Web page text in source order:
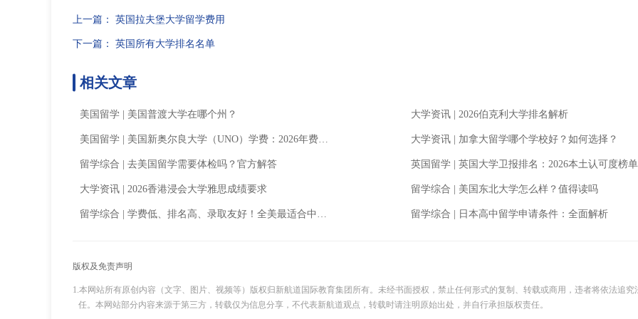
上一篇： 英国拉夫堡大学留学费用
下一篇： 英国所有大学排名名单
相关文章
美国留学 美国普渡大学在哪个州？ 大学资讯 2026伯克利大学排名解析
美国留学 美国新奥尔良大学（UNO）学费：2026年费用详解、奖学金与性价比指南 大学资讯 加拿大留学哪个学校好？如何选择？
留学综合 去美国留学需要体检吗？官方解答 英国留学 英国大学卫报排名：2026本土认可度榜单
大学资讯 2026香港浸会大学雅思成绩要求 留学综合 美国东北大学怎么样？值得读吗
留学综合 学费低、排名高、录取友好！全美最适合中产留学的8所大学 留学综合 日本高中留学申请条件：全面解析
版权及免责声明
1.本网站所有原创内容（文字、图片、视频等）版权归新航道国际教育集团所有。未经书面授权，禁止任何形式的复制、转载或商用，违者将依法追究
任。本网站部分内容来源于第三方，转载仅为信息分享，不代表新航道观点，转载时请注明原始出处，并自行承担版权责任。